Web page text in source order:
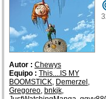
Autor : Chewys
Equipo : This....IS MY
BOOMSTICK, Demerzel ,
Gregoreo, bnkjk,